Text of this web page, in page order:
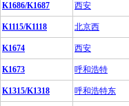
K1686/K1687 西安
K1115/K1118 北京西
K1674 西安
K1673 呼和浩特
K1315/K1318 呼和浩特东